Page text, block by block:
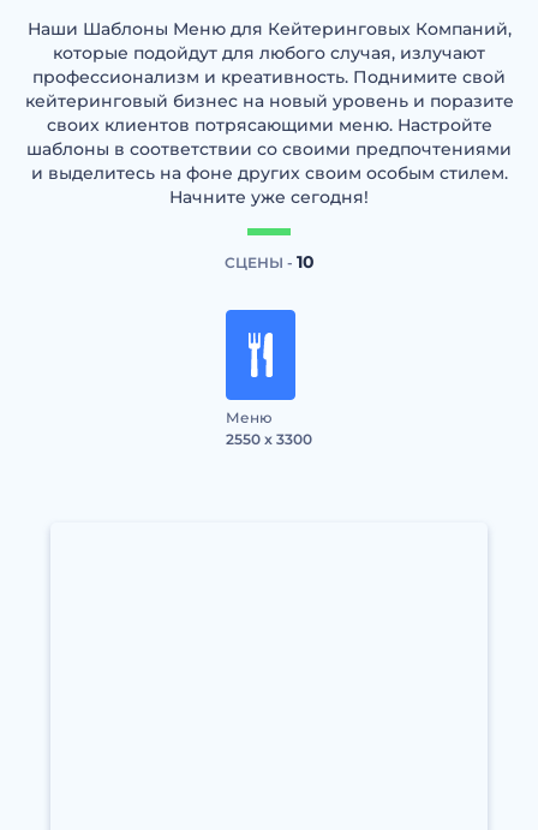
Наши Шаблоны Меню для Кейтеринговых Компаний,
которые подойдут для любого случая, излучают
профессионализм и креативность. Поднимите свой
кейтеринговый бизнес на новый уровень и поразите
своих клиентов потрясающими меню. Настройте
шаблоны в соответствии со своими предпочтениями
и выделитесь на фоне других своим особым стилем.
Начните уже сегодня!
СЦЕНЫ - 10
Меню
2550 x 3300